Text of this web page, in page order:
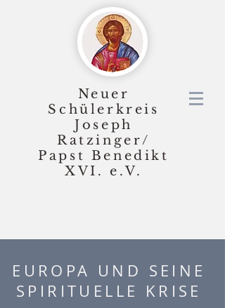
Neuer
Schülerkreis
Joseph
Ratzinger/
Papst Benedikt
XVI.
e.V.
EUROPA UND SEINE
SPIRITUELLE KRISE